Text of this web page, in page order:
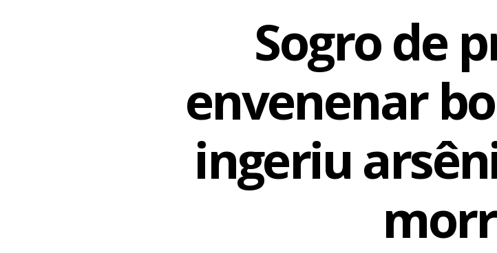
Sogro de
envenenar
ingeriu